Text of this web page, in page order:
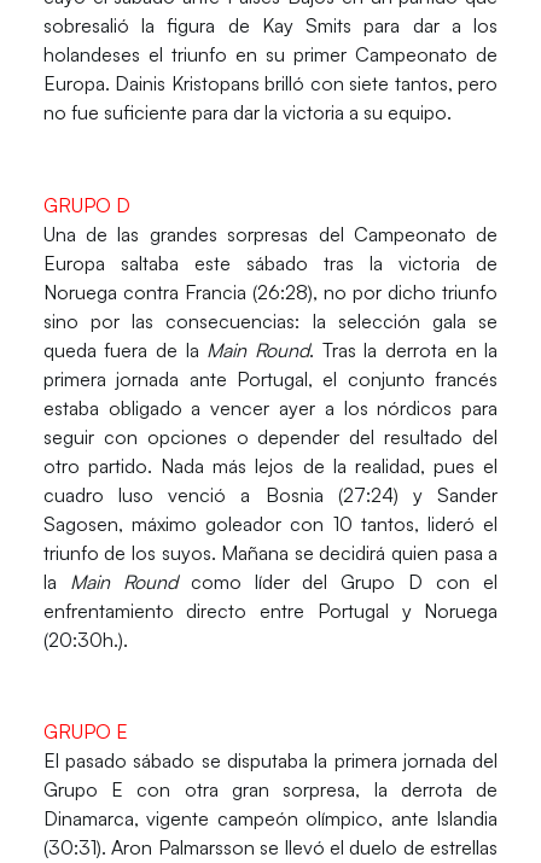
sobresalió la figura de Kay Smitspara dar a los
holandeses el triunfo en su primer Campeonato de
Europa. Dainis Kristopans brilló con siete tantos, pero
no fue suficiente para dar la victoria a su equipo.
GRUPO D
Una de las grandes sorpresas del Campeonato de
Europa saltaba este sábado tras la victoria de
Noruega contra Francia (26:28), no por dicho triunfo
sino por las consecuencias: la selección gala se
queda fuera de la Main Round. Tras la derrota en la
primera jornada ante Portugal, el conjunto francés
estaba obligado a vencer ayer a los nórdicos para
seguir con opciones o depender del resultado del
otro partido. Nada más lejos de la realidad, pues el
cuadro luso venció a Bosnia (27:24) ySander
Sagosen, máximo goleador con 10 tantos, lideró el
triunfo de los suyos. Mañana se decidirá quien pasa a
la Main Round como líder del Grupo D con el
enfrentamiento directo entre Portugal y Noruega
(20:30h.).
GRUPO E
El pasado sábado se disputaba la primera jornada del
Grupo E con otra gran sorpresa, la derrota de
Dinamarca, vigente campeón olímpico, ante Islandia
(30:31).Aron Palmarsson se llevó el duelo de estrellas